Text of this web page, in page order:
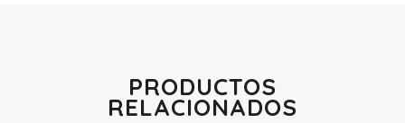
PRODUCTOS
RELACIONADOS